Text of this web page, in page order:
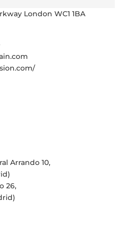
London WC1 1BA
Arrando 10,
26,